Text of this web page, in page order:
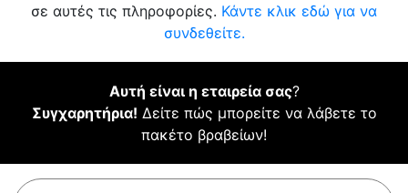
σε αυτές τις πληροφορίες. Κάντε κλικ εδώ για να
συνδεθείτε.
Αυτή είναι η εταιρεία σας?
Συγχαρητήρια! Δείτε πώς μπορείτε να λάβετε το
πακέτο βραβείων!